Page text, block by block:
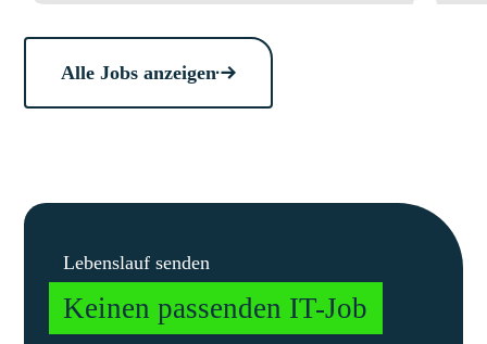
Alle Jobs anzeigen
Lebenslauf senden
Keinen passenden IT-Job